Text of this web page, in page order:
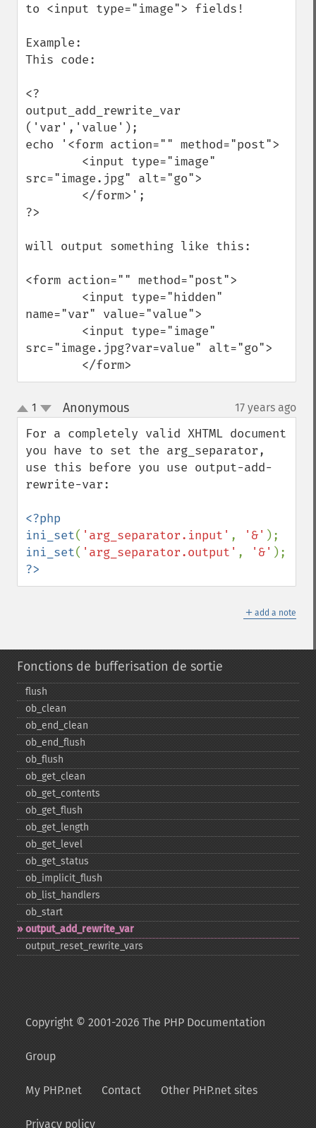
to <input type="image"> fields!
Example:
This code:
<?
output_add_rewrite_var
('var','value');
echo '<form action="" method="post">
src="image.jpg" alt="go">
?>
will output something like this:
<form action="" method="post">
name="var" value="value">
src="image.jpg?var=value" alt="go">
        </form>
up
down
1 Anonymous¶ 17 years ago
For a completely valid XHTML document
you have to set the arg_separator,
use this before you use output-add-
rewrite-var:
<?php
ini_set( 'arg_separator.input' , '&'
ini_set( 'arg_separator.output' , '&'
?>
＋ add a note
Fonctions de bufferisation de sortie
flush
ob_​clean
ob_​end_​clean
ob_​end_​flush
ob_​flush
ob_​get_​clean
ob_​get_​contents
ob_​get_​flush
ob_​get_​length
ob_​get_​level
ob_​get_​status
ob_​implicit_​flush
ob_​list_​handlers
ob_​start
output_​add_​rewrite_​var
output_​reset_​rewrite_​vars
Copyright © 2001-2026 The PHP Documentation
Group
My PHP.net Contact Other PHP.net sites
Privacy policy